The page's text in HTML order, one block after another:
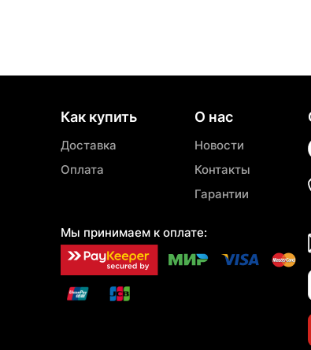
Как купить
Доставка
Оплата
Мы принимаем к оплате:
О нас
Новости
Контакты
Гарантии